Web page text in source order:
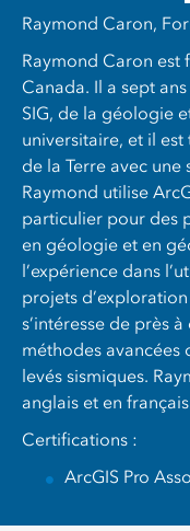
Raymond Caron,
Raymond Caron est
Canada. Il a sept
SIG, de la géologie
universitaire, et il
de la Terre avec
Raymond utilise
particulier pour des
en géologie et en
l’expérience dans
projets
s’intéresse de près
méthodes avancées
levés sismiques.
anglais et en
Certifications :
ArcGIS Pro